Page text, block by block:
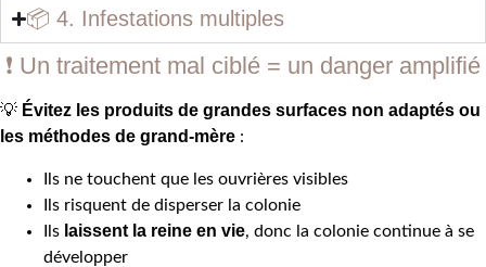
📦 4. Infestations multiples
❗ Un traitement mal ciblé = un danger amplifié
💡 Évitez les produits de grandes surfaces non adaptés ou
les méthodes de grand-mère :
Ils ne touchent que les ouvrières visibles
Ils risquent de disperser la colonie
Ils laissent la reine en vie, donc la colonie continue à se
développer